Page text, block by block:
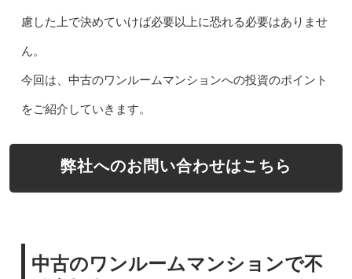
慮した上で決めていけば必要以上に恐れる必要はありませ
ん。
今回は、中古のワンルームマンションへの投資のポイント
をご紹介していきます。
弊社へのお問い合わせはこちら
中古のワンルームマンションで不